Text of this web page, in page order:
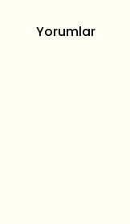
Yorumlar